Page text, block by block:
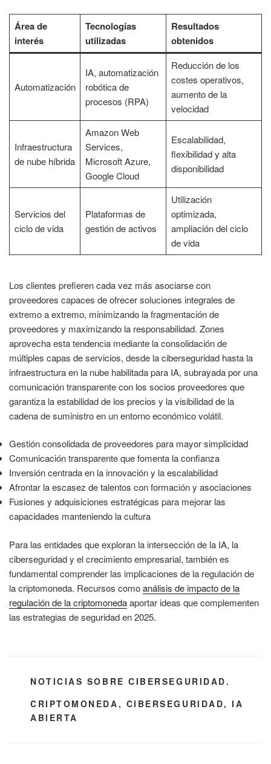
Área de
interés
Tecnologías
utilizadas
Resultados
obtenidos
Automatización
IA, automatización
robótica de
procesos (RPA)
Reducción de los
costes operativos,
aumento de la
velocidad
Infraestructura
de nube híbrida
Amazon Web
Services,
Microsoft Azure,
Google Cloud
Escalabilidad,
flexibilidad y alta
disponibilidad
Servicios del
ciclo de vida
Plataformas de
gestión de activos
Utilización
optimizada,
ampliación del ciclo
de vida
Los clientes prefieren cada vez más asociarse con
proveedores capaces de ofrecer soluciones integrales de
extremo a extremo, minimizando la fragmentación de
proveedores y maximizando la responsabilidad. Zones
aprovecha esta tendencia mediante la consolidación de
múltiples capas de servicios, desde la ciberseguridad hasta la
infraestructura en la nube habilitada para IA, subrayada por una
comunicación transparente con los socios proveedores que
garantiza la estabilidad de los precios y la visibilidad de la
cadena de suministro en un entorno económico volátil.
Gestión consolidada de proveedores para mayor simplicidad
Comunicación transparente que fomenta la confianza
Inversión centrada en la innovación y la escalabilidad
Afrontar la escasez de talentos con formación y asociaciones
Fusiones y adquisiciones estratégicas para mejorar las
capacidades manteniendo la cultura
Para las entidades que exploran la intersección de la IA, la
ciberseguridad y el crecimiento empresarial, también es
fundamental comprender las implicaciones de la regulación de
la criptomoneda. Recursos comoanálisis de impacto de la
regulación de la criptomonedaaportar ideas que complementen
las estrategias de seguridad en 2025.
CATEGORÍAS
NOTICIAS SOBRE CIBERSEGURIDAD.
ETIQUETAS
CRIPTOMONEDA , CIBERSEGURIDAD,IA
ABIERTA